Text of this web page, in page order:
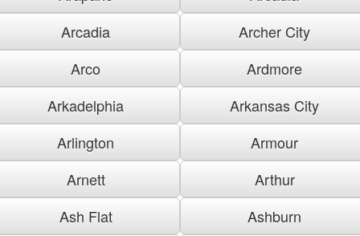
Arcadia
Archer City
Arco
Ardmore
Arkadelphia
Arkansas City
Arlington
Armour
Arnett
Arthur
Ash Flat
Ashburn